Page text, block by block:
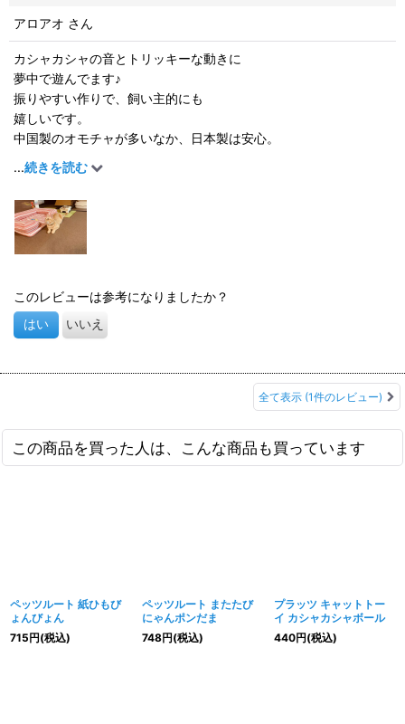
アロアオ さん
カシャカシャの音とトリッキーな動きに
夢中で遊んでます♪
振りやすい作りで、飼い主的にも
嬉しいです。
中国製のオモチャが多いなか、日本製は安心。
作りもしっかり^ ^
長持ちしそうなオモチャです。
...続きを読む
このレビューは参考になりましたか？
はい いいえ
全て表示 (1件のレビュー)
この商品を買った人は、こんな商品も買っています
ペッツルート 紙ひもび
ょんびょん
715円(税込)
ペッツルート またたび
にゃんポンだま
748円(税込)
プラッツ キャットトー
イ カシャカシャボール
440円(税込)